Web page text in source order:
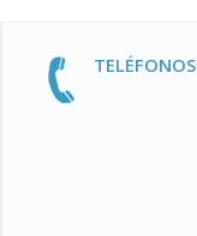
TELÉFONOS